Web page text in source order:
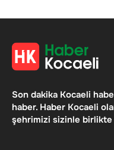
Son dakika Kocaeli
haber. Haber Kocaeli
şehrimizi sizinle